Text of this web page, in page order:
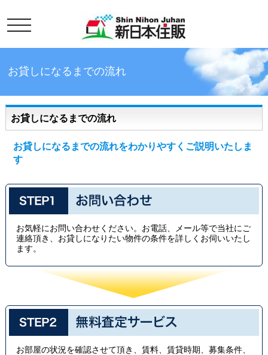
toggle
お貸しになるまでの流れ
お貸しになるまでの流れ
お貸しになるまでの流れをわかりやすくご説明いたしま
す
お気軽にお問い合わせください。お電話、メール等で当社にご
連絡頂き、お貸しになりたい物件の条件を詳しくお伺いいたし
ます。
お部屋の状況を確認させて頂き、賃料、賃貸時期、募集条件、